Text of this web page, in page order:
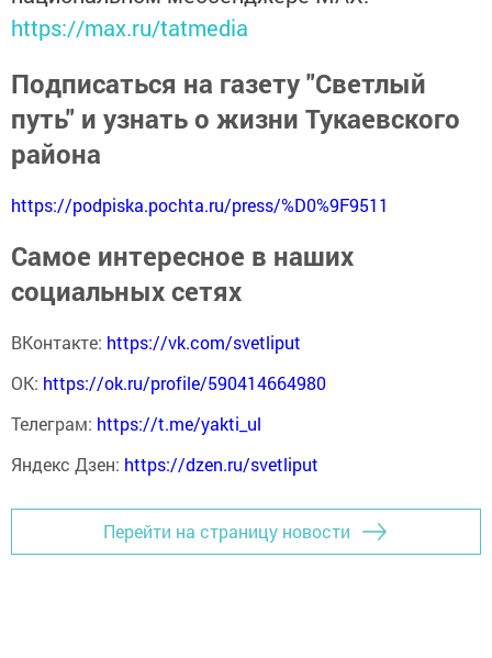
https://max.ru/tatmedia
Подписаться на газету "Светлый
путь" и узнать о жизни Тукаевского
района
https://podpiska.pochta.ru/press/%D0%9F9511
Самое интересное в наших
социальных сетях
ВКонтакте: https://vk.com/svetliput
ОК: https://ok.ru/profile/590414664980
Телеграм: https://t.me/yakti_ul
Яндекс Дзен: https://dzen.ru/svetliput
Перейти на страницу новости